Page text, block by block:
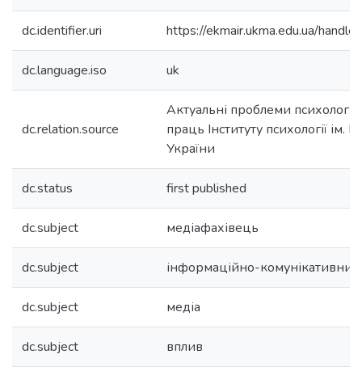
dc.identifier.uri https://ekmair.ukma.edu.ua/
dc.language.iso uk
dc.relation.source
Актуальні проблеми
праць Інституту психології
України
dc.status first published
dc.subject медіафахівець
dc.subject інформаційно-комунікативний
dc.subject медіа
dc.subject вплив